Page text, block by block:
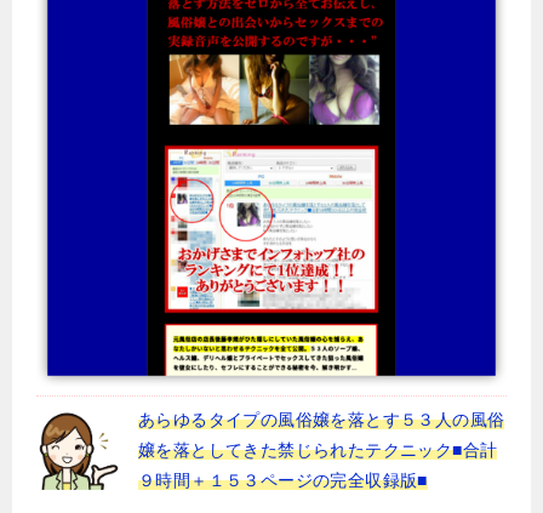
あらゆるタイプの風俗嬢を落とす５３人の風俗
嬢を落としてきた禁じられたテクニック■合計
９時間＋１５３ページの完全収録版■